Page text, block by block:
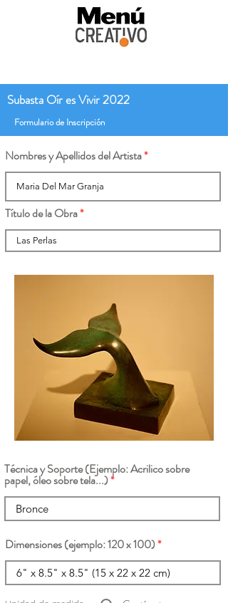
Subasta Oír es Vivir 2022
Formulario de Inscripción
Nombres y Apellidos del Artista
Título de la Obra
Técnica y Soporte (Ejemplo: Acrilico sobre
papel, óleo sobre tela...)
Dimensiones (ejemplo: 120 x 100)